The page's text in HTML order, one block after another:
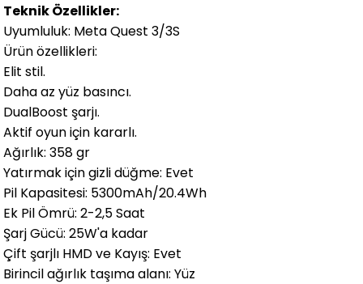
Teknik Özellikler:
Uyumluluk: Meta Quest 3/3S
Ürün özellikleri:
Elit stil.
Daha az yüz basıncı.
DualBoost şarjı.
Aktif oyun için kararlı.
Ağırlık: 358 gr
Yatırmak için gizli düğme: Evet
Pil Kapasitesi: 5300mAh/20.4Wh
Ek Pil Ömrü: 2-2,5 Saat
Şarj Gücü: 25W'a kadar
Çift şarjlı HMD ve Kayış: Evet
Birincil ağırlık taşıma alanı: Yüz